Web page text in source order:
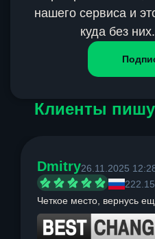
нашего сервиса и
куда без
Клиенты
Dmitry26.11.2025
Четкое место, вернусь